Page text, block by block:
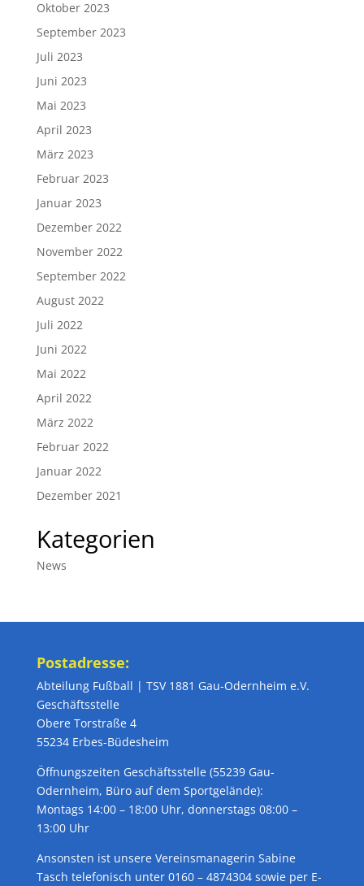
Oktober 2023
September 2023
Juli 2023
Juni 2023
Mai 2023
April 2023
März 2023
Februar 2023
Januar 2023
Dezember 2022
November 2022
September 2022
August 2022
Juli 2022
Juni 2022
Mai 2022
April 2022
März 2022
Februar 2022
Januar 2022
Dezember 2021
Kategorien
News
Postadresse:
Abteilung Fußball | TSV 1881 Gau-Odernheim e.V.
Geschäftsstelle
Obere Torstraße 4
55234 Erbes-Büdesheim
Öffnungszeiten Geschäftsstelle (55239 Gau-
Odernheim, Büro auf dem Sportgelände):
Montags 14:00 – 18:00 Uhr, donnerstags 08:00 –
13:00 Uhr
Ansonsten ist unsere Vereinsmanagerin Sabine
Tasch telefonisch unter 0160 – 4874304 sowie per E-